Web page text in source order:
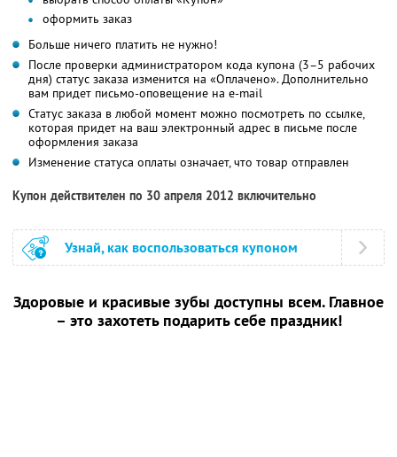
оформить заказ
Больше ничего платить не нужно!
После проверки администратором кода купона (3–5 рабочих
дня) статус заказа изменится на «Оплачено». Дополнительно
вам придет письмо-оповещение на e-mail
Статус заказа в любой момент можно посмотреть по ссылке,
которая придет на ваш электронный адрес в письме после
оформления заказа
Изменение статуса оплаты означает, что товар отправлен
Купон действителен по 30 апреля 2012 включительно
Узнай, как воспользоваться купоном
Здоровые и красивые зубы доступны всем. Главное
– это захотеть подарить себе праздник!